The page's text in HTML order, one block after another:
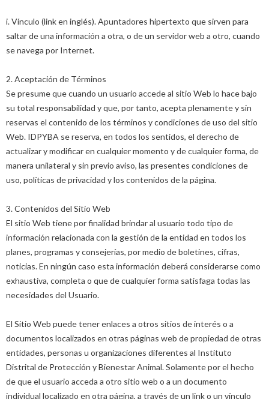
i. Vínculo (link en inglés). Apuntadores hipertexto que sirven para
saltar de una información a otra, o de un servidor web a otro, cuando
se navega por Internet.
2. Aceptación de Términos
Se presume que cuando un usuario accede al sitio Web lo hace bajo
su total responsabilidad y que, por tanto, acepta plenamente y sin
reservas el contenido de los términos y condiciones de uso del sitio
Web. IDPYBA se reserva, en todos los sentidos, el derecho de
actualizar y modificar en cualquier momento y de cualquier forma, de
manera unilateral y sin previo aviso, las presentes condiciones de
uso, políticas de privacidad y los contenidos de la página.
3. Contenidos del Sitio Web
El sitio Web tiene por finalidad brindar al usuario todo tipo de
información relacionada con la gestión de la entidad en todos los
planes, programas y consejerías, por medio de boletines, cifras,
noticias. En ningún caso esta información deberá considerarse como
exhaustiva, completa o que de cualquier forma satisfaga todas las
necesidades del Usuario.
El Sitio Web puede tener enlaces a otros sitios de interés o a
documentos localizados en otras páginas web de propiedad de otras
entidades, personas u organizaciones diferentes al Instituto
Distrital de Protección y Bienestar Animal. Solamente por el hecho
de que el usuario acceda a otro sitio web o a un documento
individual localizado en otra página, a través de un link o un vínculo